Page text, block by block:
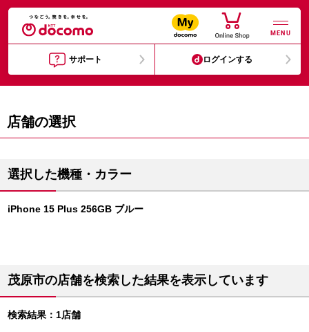
MENU
サポート ログインする
店舗の選択
選択した機種・カラー
iPhone 15 Plus 256GB ブルー
茂原市の店舗を検索した結果を表示しています
検索結果：1店舗